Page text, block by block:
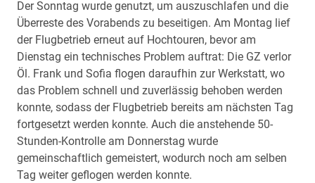
Der Sonntag wurde genutzt, um auszuschlafen und die
Überreste des Vorabends zu beseitigen. Am Montag lief
der Flugbetrieb erneut auf Hochtouren, bevor am
Dienstag ein technisches Problem auftrat: Die GZ verlor
Öl. Frank und Sofia flogen daraufhin zur Werkstatt, wo
das Problem schnell und zuverlässig behoben werden
konnte, sodass der Flugbetrieb bereits am nächsten Tag
fortgesetzt werden konnte. Auch die anstehende 50-
Stunden-Kontrolle am Donnerstag wurde
gemeinschaftlich gemeistert, wodurch noch am selben
Tag weiter geflogen werden konnte.